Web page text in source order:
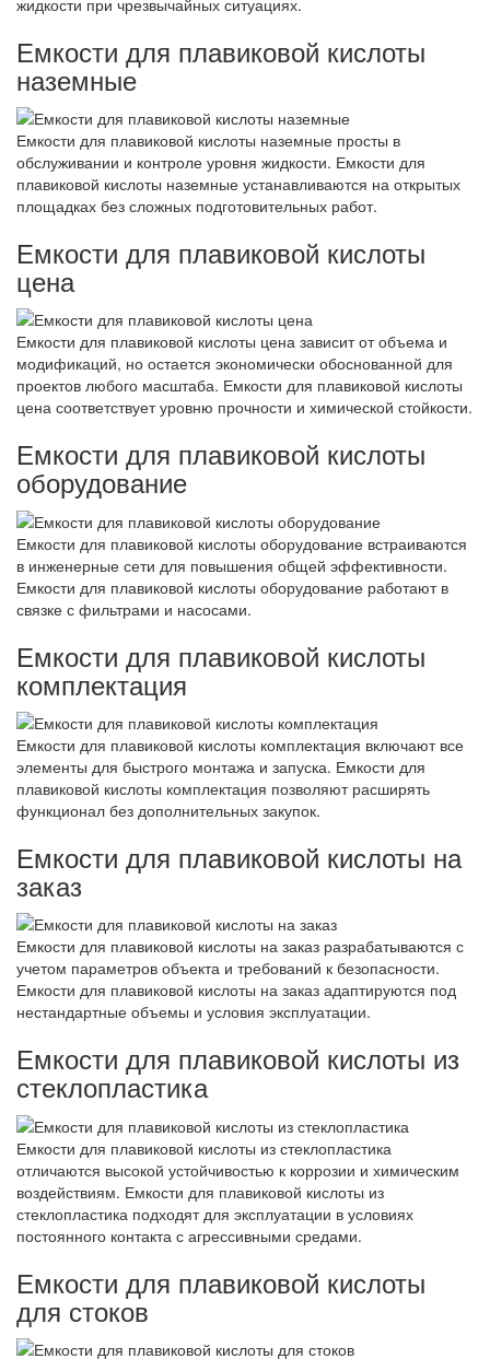
Емкости для плавиковой кислоты
наземные
Емкости для плавиковой кислоты наземные просты в
обслуживании и контроле уровня жидкости. Емкости для
плавиковой кислоты наземные устанавливаются на открытых
площадках без сложных подготовительных работ.
Емкости для плавиковой кислоты
цена
Емкости для плавиковой кислоты цена зависит от объема и
модификаций, но остается экономически обоснованной для
проектов любого масштаба. Емкости для плавиковой кислоты
цена соответствует уровню прочности и химической стойкости.
Емкости для плавиковой кислоты
оборудование
Емкости для плавиковой кислоты оборудование встраиваются
в инженерные сети для повышения общей эффективности.
Емкости для плавиковой кислоты оборудование работают в
связке с фильтрами и насосами.
Емкости для плавиковой кислоты
комплектация
Емкости для плавиковой кислоты комплектация включают все
элементы для быстрого монтажа и запуска. Емкости для
плавиковой кислоты комплектация позволяют расширять
функционал без дополнительных закупок.
Емкости для плавиковой кислоты на
заказ
Емкости для плавиковой кислоты на заказ разрабатываются с
учетом параметров объекта и требований к безопасности.
Емкости для плавиковой кислоты на заказ адаптируются под
нестандартные объемы и условия эксплуатации.
Емкости для плавиковой кислоты из
стеклопластика
Емкости для плавиковой кислоты из стеклопластика
отличаются высокой устойчивостью к коррозии и химическим
воздействиям. Емкости для плавиковой кислоты из
стеклопластика подходят для эксплуатации в условиях
постоянного контакта с агрессивными средами.
Емкости для плавиковой кислоты
для стоков